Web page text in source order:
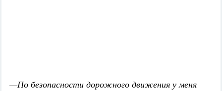
—По безопасности дорожного движения у меня